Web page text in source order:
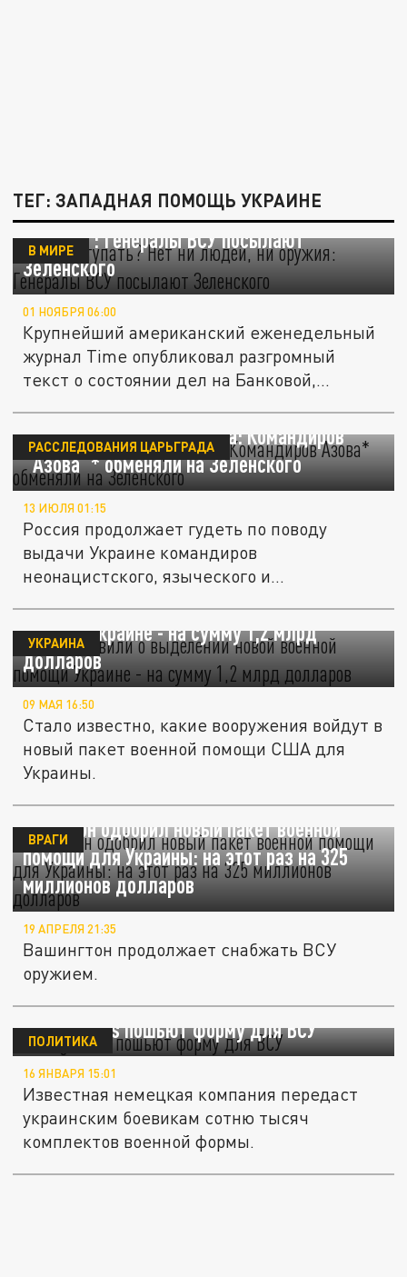
ТЕГ: ЗАПАДНАЯ ПОМОЩЬ УКРАИНЕ
"Чем наступать? Нет ни людей, ни
оружия": Генералы ВСУ посылают
Зеленского
В МИРЕ
01 НОЯБРЯ 06:00
Крупнейший американский еженедельный
журнал Time опубликовал разгромный
текст о состоянии дел на Банковой,...
Турецкий гамбит Эрдогана: Командиров
"Азова"* обменяли на Зеленского
РАССЛЕДОВАНИЯ ЦАРЬГРАДА
13 ИЮЛЯ 01:15
Россия продолжает гудеть по поводу
выдачи Украине командиров
неонацистского, языческого и
США объявили о выделении новой военной
помощи Украине - на сумму 1,2 млрд
долларов
УКРАИНА
09 МАЯ 16:50
Стало известно, какие вооружения войдут в
новый пакет военной помощи США для
Украины.
Пентагон одобрил новый пакет военной
помощи для Украины: на этот раз на 325
миллионов долларов
ВРАГИ
19 АПРЕЛЯ 21:35
Вашингтон продолжает снабжать ВСУ
оружием.
В Hugo Boss пошьют форму для ВСУ
ПОЛИТИКА
16 ЯНВАРЯ 15:01
Известная немецкая компания передаст
украинским боевикам сотню тысяч
комплектов военной формы.